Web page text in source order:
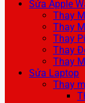
Sửa Apple
Thay
Thay
Thay
Thay
Thay
Sửa Laptop
Thay